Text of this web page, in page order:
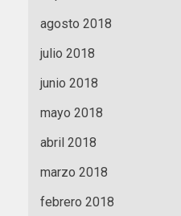
agosto 2018
julio 2018
junio 2018
mayo 2018
abril 2018
marzo 2018
febrero 2018